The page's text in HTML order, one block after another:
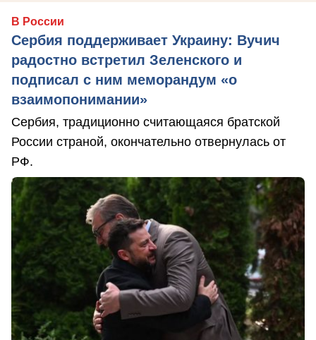
В России
Сербия поддерживает Украину: Вучич
радостно встретил Зеленского и
подписал с ним меморандум «о
взаимопонимании»
Сербия, традиционно считающаяся братской
России страной, окончательно отвернулась от
РФ.